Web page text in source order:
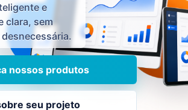
e
clara, sem
nossos produtos
seu projeto